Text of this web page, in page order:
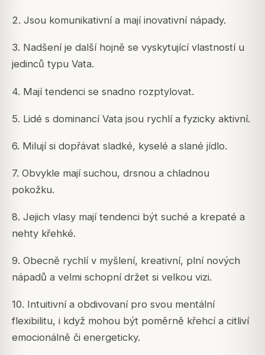
2. Jsou komunikativní a mají inovativní nápady.
3. Nadšení je další hojně se vyskytující vlastností u
jedinců typu Vata.
4. Mají tendenci se snadno rozptylovat.
5. Lidé s dominancí Vata jsou rychlí a fyzicky aktivní.
6. Milují si dopřávat sladké, kyselé a slané jídlo.
7. Obvykle mají suchou, drsnou a chladnou
pokožku.
8. Jejich vlasy mají tendenci být suché a krepaté a
nehty křehké.
9. Obecně rychlí v myšlení, kreativní, plní nových
nápadů a velmi schopní držet si velkou vizi.
10. Intuitivní a obdivovaní pro svou mentální
flexibilitu, i když mohou být poměrně křehcí a citliví
emocionálně či energeticky.